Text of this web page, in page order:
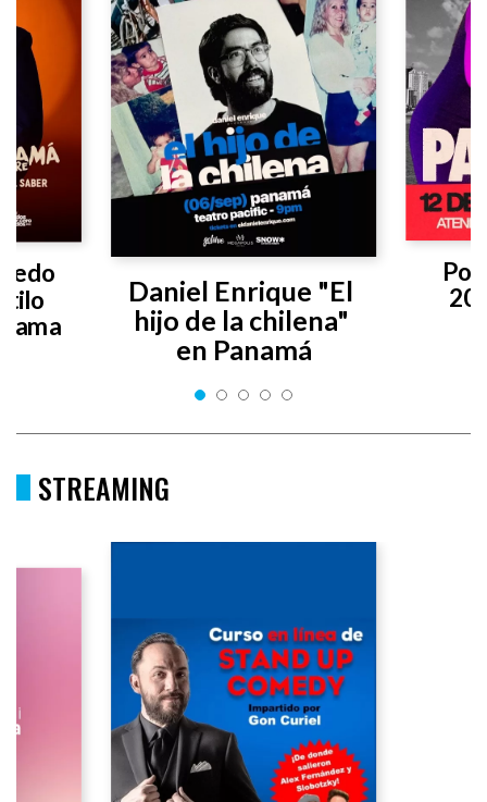
Daniel Enrique "El
hijo de la chilena"
en Panamá
STREAMING